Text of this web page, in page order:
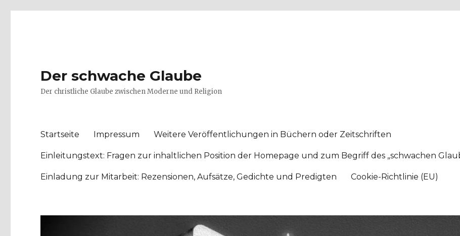
Der schwache Glaube
Der christliche Glaube zwischen Moderne und Religion
Startseite Impressum Weitere Veröffentlichungen in Büchern oder Zeitschriften
Einleitungstext: Fragen zur inhaltlichen Position der Homepage und zum Begriff des „schwachen
Einladung zur Mitarbeit: Rezensionen, Aufsätze, Gedichte und Predigten Cookie-Richtlinie (EU)